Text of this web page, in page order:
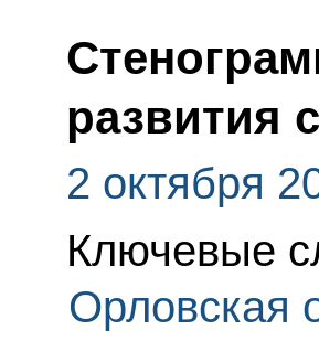
развития
2 октября
Ключевые
Орловская